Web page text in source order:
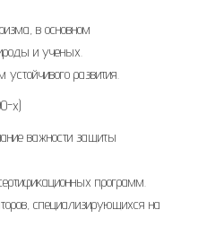
в основном
и ученых.
устойчивого развития.
х)
важности защиты
программ.
специализирующихся на